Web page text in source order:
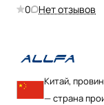
0 Нет отзывов
Китай,
— страна